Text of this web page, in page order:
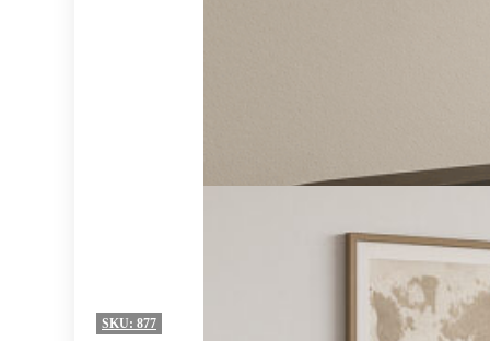
SKU: 877